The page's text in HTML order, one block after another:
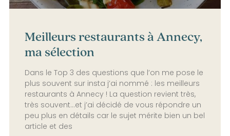
Meilleurs restaurants à Annecy,
ma sélection
Dans le Top 3 des questions que l’on me pose le
plus souvent sur insta j’ai nommé : les meilleurs
restaurants à Annecy ! La question revient très,
très souvent…et j’ai décidé de vous répondre un
peu plus en détails car le sujet mérite bien un bel
article et des